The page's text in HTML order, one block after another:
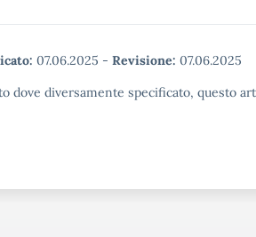
07.06.2025 - Revisione: 07.06.2025
dove diversamente specificato, questo